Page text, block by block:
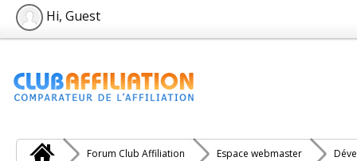
Hi, Guest
Forum Club Affiliation Espace webmaster